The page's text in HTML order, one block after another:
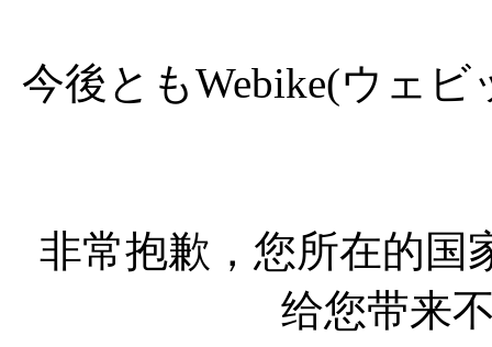
今後ともWebike(ウェ
非常抱歉，您所在的国
给您带来